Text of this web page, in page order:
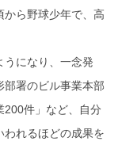
ら野球少年で、高
うになり、一念発
部署のビル事業本部
200件」など、自分
われるほどの成果を